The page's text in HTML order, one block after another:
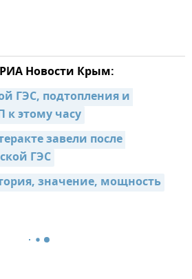
Новости Крым:
ГЭС, подтопления и
к этому часу
завели после
ГЭС
значение, мощность